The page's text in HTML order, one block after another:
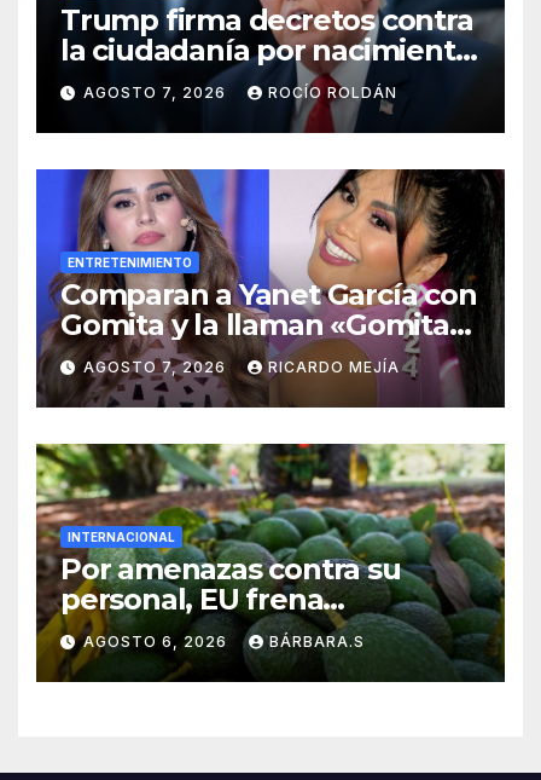
Trump firma decretos contra
la ciudadanía por nacimiento
y el ‘turismo de maternidad’
AGOSTO 7, 2026 ROCÍO ROLDÁN
ENTRETENIMIENTO
Comparan a Yanet García con
Gomita y la llaman «Gomita
Premium»
AGOSTO 7, 2026 RICARDO MEJÍA
INTERNACIONAL
Por amenazas contra su
personal, EU frena
exportación de aguacate
AGOSTO 6, 2026 BÁRBARA.S